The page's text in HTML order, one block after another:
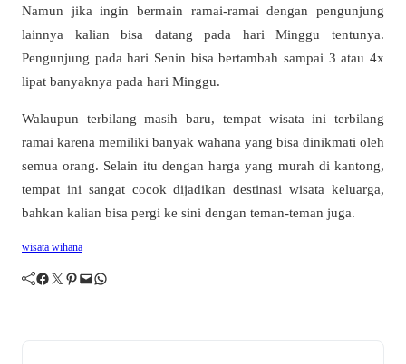
Namun jika ingin bermain ramai-ramai dengan pengunjung
lainnya kalian bisa datang pada hari Minggu tentunya.
Pengunjung pada hari Senin bisa bertambah sampai 3 atau 4x
lipat banyaknya pada hari Minggu.
Walaupun terbilang masih baru, tempat wisata ini terbilang
ramai karena memiliki banyak wahana yang bisa dinikmati oleh
semua orang. Selain itu dengan harga yang murah di kantong,
tempat ini sangat cocok dijadikan destinasi wisata keluarga,
bahkan kalian bisa pergi ke sini dengan teman-teman juga.
wisata wihana
Facebook Twitter Pinterest Mail WhatsApp